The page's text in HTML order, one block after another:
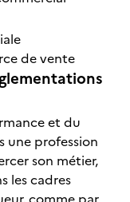
de vente
et du
une profession
son métier,
les cadres